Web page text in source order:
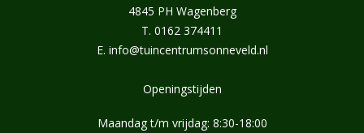
4845 PH Wagenberg
T. 0162 374411
E. info@tuincentrumsonneveld.nl
Openingstijden
Maandag t/m vrijdag: 8:30-18:00